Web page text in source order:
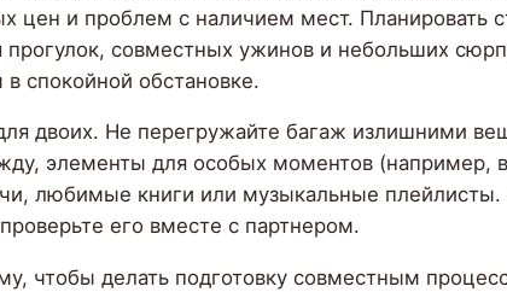
цен и проблем с наличием мест. Планировать
совместных ужинов и небольших
спокойной обстановке.
двоих. Не перегружайте багаж излишними
элементы для особых моментов (например,
любимые книги или музыкальные
его вместе с партнером.
чтобы делать подготовку совместным